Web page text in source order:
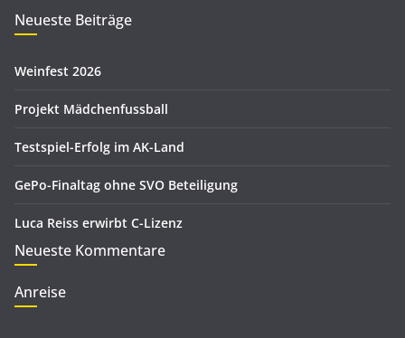
v
i
n
Neueste Beiträge
Weinfest 2026
Projekt Mädchenfussball
Testspiel-Erfolg im AK-Land
GePo-Finaltag ohne SVO Beteiligung
Luca Reiss erwirbt C-Lizenz
Neueste Kommentare
Anreise